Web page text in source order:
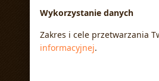
Wykorzystanie danych
Zakres i cele przetwarzania
informacyjnej.